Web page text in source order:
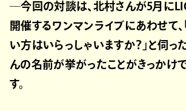
─今回の対談は、北村さんが5月に
開催するワンマンライブにあわせて、
い方はいらっしゃいますか？」と伺っ
んの名前が挙がったことがきっかけ
す。